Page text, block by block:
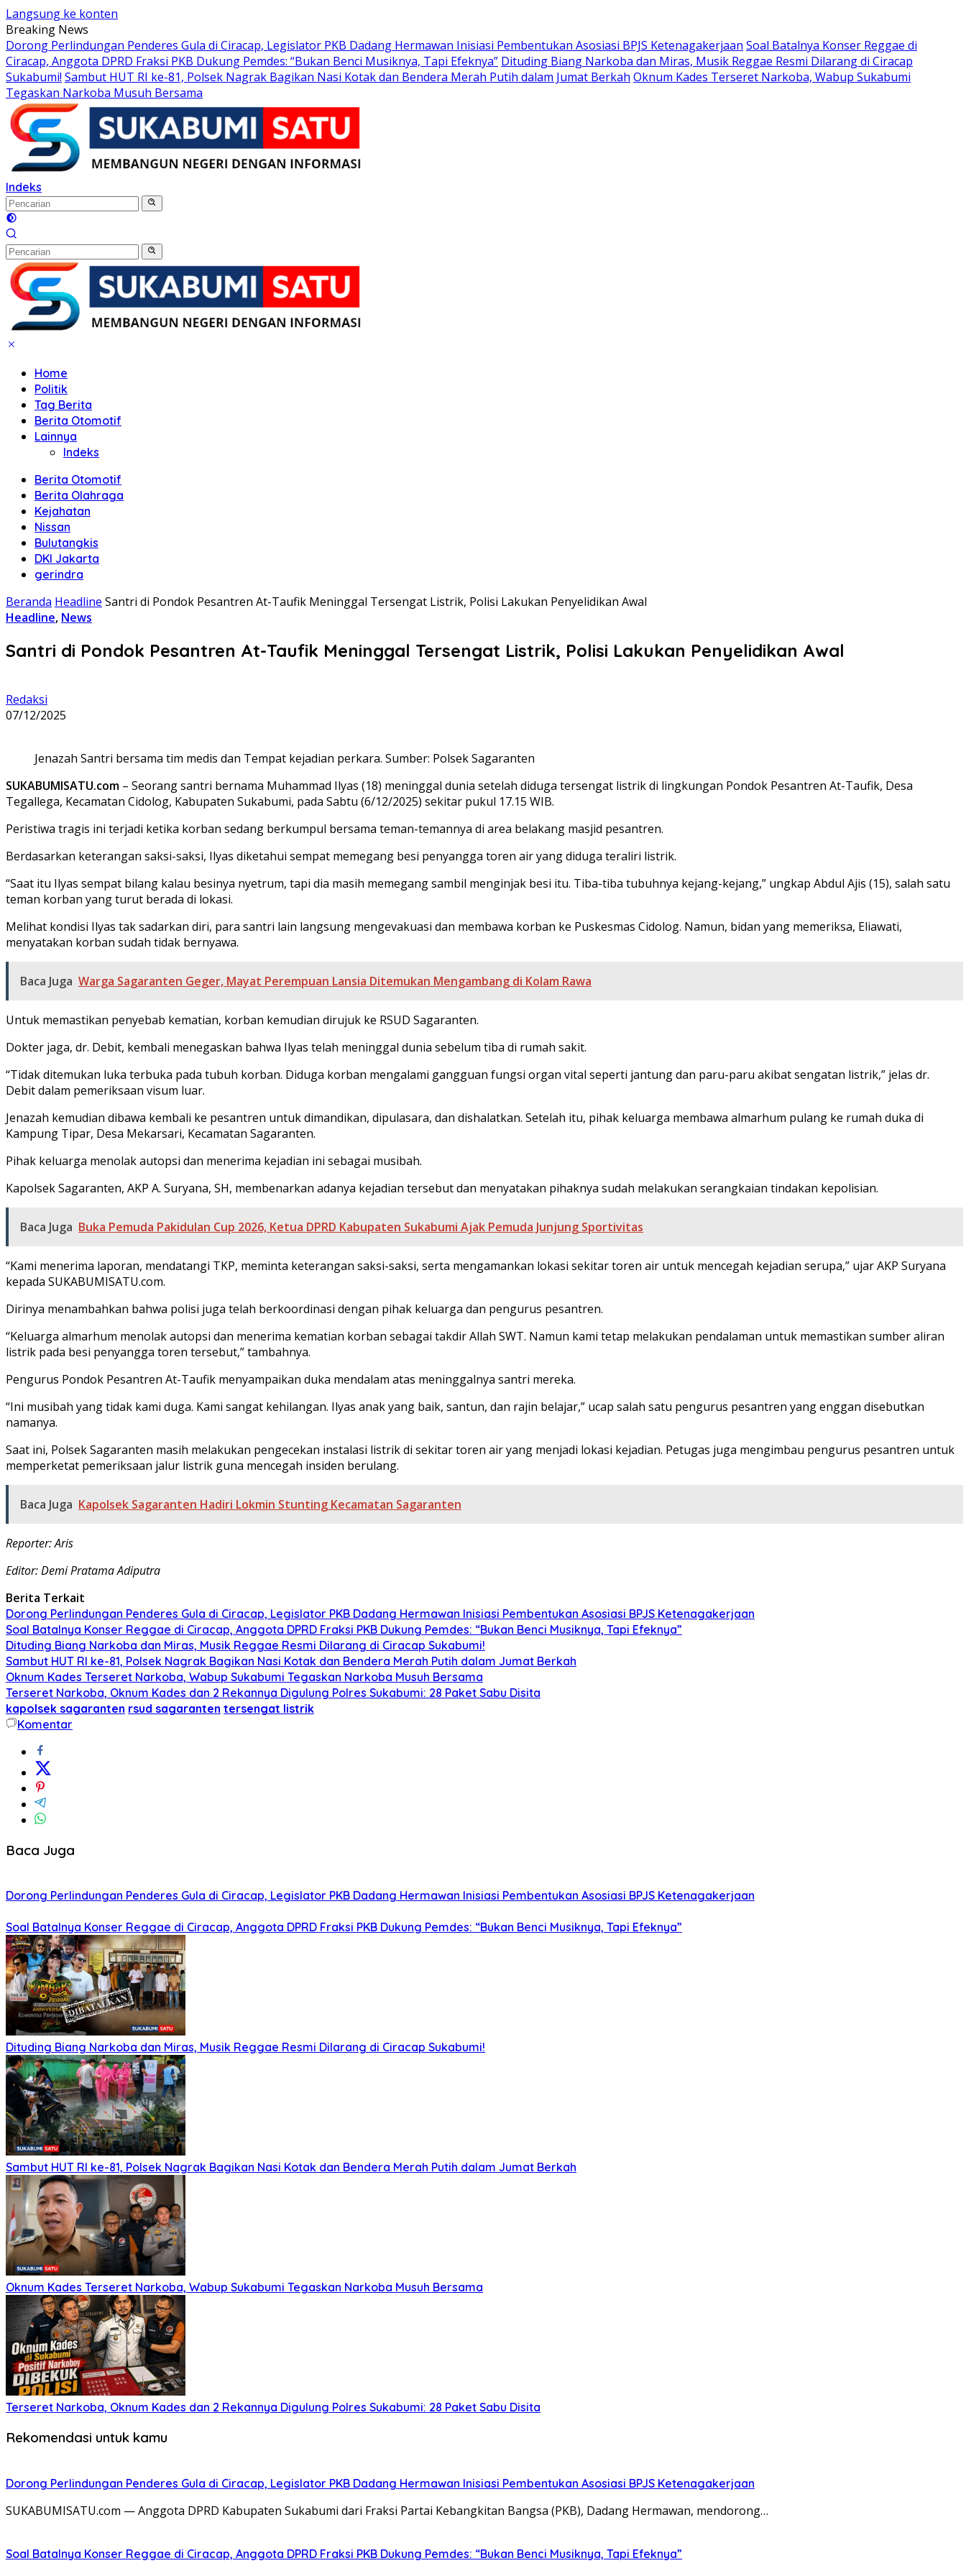
Langsung ke konten
Breaking News
Dorong Perlindungan Penderes Gula di Ciracap, Legislator PKB Dadang Hermawan Inisiasi Pembentukan Asosiasi BPJS Ketenagakerjaan Soal Batalnya Konser Reggae di
Ciracap, Anggota DPRD Fraksi PKB Dukung Pemdes: “Bukan Benci Musiknya, Tapi Efeknya” Dituding Biang Narkoba dan Miras, Musik Reggae Resmi Dilarang di Ciracap
Sukabumi! Sambut HUT RI ke-81, Polsek Nagrak Bagikan Nasi Kotak dan Bendera Merah Putih dalam Jumat Berkah Oknum Kades Terseret Narkoba, Wabup Sukabumi
Tegaskan Narkoba Musuh Bersama
Indeks
Home
Politik
Tag Berita
Berita Otomotif
Lainnya
Indeks
Berita Otomotif
Berita Olahraga
Kejahatan
Nissan
Bulutangkis
DKI Jakarta
gerindra
Beranda Headline Santri di Pondok Pesantren At-Taufik Meninggal Tersengat Listrik, Polisi Lakukan Penyelidikan Awal
Headline, News
Santri di Pondok Pesantren At-Taufik Meninggal Tersengat Listrik, Polisi Lakukan Penyelidikan Awal
Redaksi
07/12/2025
Jenazah Santri bersama tim medis dan Tempat kejadian perkara. Sumber: Polsek Sagaranten
SUKABUMISATU.com – Seorang santri bernama Muhammad Ilyas (18) meninggal dunia setelah diduga tersengat listrik di lingkungan Pondok Pesantren At-Taufik, Desa
Tegallega, Kecamatan Cidolog, Kabupaten Sukabumi, pada Sabtu (6/12/2025) sekitar pukul 17.15 WIB.
Peristiwa tragis ini terjadi ketika korban sedang berkumpul bersama teman-temannya di area belakang masjid pesantren.
Berdasarkan keterangan saksi-saksi, Ilyas diketahui sempat memegang besi penyangga toren air yang diduga teraliri listrik.
“Saat itu Ilyas sempat bilang kalau besinya nyetrum, tapi dia masih memegang sambil menginjak besi itu. Tiba-tiba tubuhnya kejang-kejang,” ungkap Abdul Ajis (15), salah satu
teman korban yang turut berada di lokasi.
Melihat kondisi Ilyas tak sadarkan diri, para santri lain langsung mengevakuasi dan membawa korban ke Puskesmas Cidolog. Namun, bidan yang memeriksa, Eliawati,
menyatakan korban sudah tidak bernyawa.
Baca Juga Warga Sagaranten Geger, Mayat Perempuan Lansia Ditemukan Mengambang di Kolam Rawa
Untuk memastikan penyebab kematian, korban kemudian dirujuk ke RSUD Sagaranten.
Dokter jaga, dr. Debit, kembali menegaskan bahwa Ilyas telah meninggal dunia sebelum tiba di rumah sakit.
“Tidak ditemukan luka terbuka pada tubuh korban. Diduga korban mengalami gangguan fungsi organ vital seperti jantung dan paru-paru akibat sengatan listrik,” jelas dr.
Debit dalam pemeriksaan visum luar.
Jenazah kemudian dibawa kembali ke pesantren untuk dimandikan, dipulasara, dan dishalatkan. Setelah itu, pihak keluarga membawa almarhum pulang ke rumah duka di
Kampung Tipar, Desa Mekarsari, Kecamatan Sagaranten.
Pihak keluarga menolak autopsi dan menerima kejadian ini sebagai musibah.
Kapolsek Sagaranten, AKP A. Suryana, SH, membenarkan adanya kejadian tersebut dan menyatakan pihaknya sudah melakukan serangkaian tindakan kepolisian.
Baca Juga Buka Pemuda Pakidulan Cup 2026, Ketua DPRD Kabupaten Sukabumi Ajak Pemuda Junjung Sportivitas
“Kami menerima laporan, mendatangi TKP, meminta keterangan saksi-saksi, serta mengamankan lokasi sekitar toren air untuk mencegah kejadian serupa,” ujar AKP Suryana
kepada SUKABUMISATU.com.
Dirinya menambahkan bahwa polisi juga telah berkoordinasi dengan pihak keluarga dan pengurus pesantren.
“Keluarga almarhum menolak autopsi dan menerima kematian korban sebagai takdir Allah SWT. Namun kami tetap melakukan pendalaman untuk memastikan sumber aliran
listrik pada besi penyangga toren tersebut,” tambahnya.
Pengurus Pondok Pesantren At-Taufik menyampaikan duka mendalam atas meninggalnya santri mereka.
“Ini musibah yang tidak kami duga. Kami sangat kehilangan. Ilyas anak yang baik, santun, dan rajin belajar,” ucap salah satu pengurus pesantren yang enggan disebutkan
namanya.
Saat ini, Polsek Sagaranten masih melakukan pengecekan instalasi listrik di sekitar toren air yang menjadi lokasi kejadian. Petugas juga mengimbau pengurus pesantren untuk
memperketat pemeriksaan jalur listrik guna mencegah insiden berulang.
Baca Juga Kapolsek Sagaranten Hadiri Lokmin Stunting Kecamatan Sagaranten
Reporter: Aris
Editor: Demi Pratama Adiputra
Berita Terkait
Dorong Perlindungan Penderes Gula di Ciracap, Legislator PKB Dadang Hermawan Inisiasi Pembentukan Asosiasi BPJS Ketenagakerjaan
Soal Batalnya Konser Reggae di Ciracap, Anggota DPRD Fraksi PKB Dukung Pemdes: “Bukan Benci Musiknya, Tapi Efeknya”
Dituding Biang Narkoba dan Miras, Musik Reggae Resmi Dilarang di Ciracap Sukabumi!
Sambut HUT RI ke-81, Polsek Nagrak Bagikan Nasi Kotak dan Bendera Merah Putih dalam Jumat Berkah
Oknum Kades Terseret Narkoba, Wabup Sukabumi Tegaskan Narkoba Musuh Bersama
Terseret Narkoba, Oknum Kades dan 2 Rekannya Digulung Polres Sukabumi: 28 Paket Sabu Disita
kapolsek sagaranten rsud sagaranten tersengat listrik
Komentar
Baca Juga
Dorong Perlindungan Penderes Gula di Ciracap, Legislator PKB Dadang Hermawan Inisiasi Pembentukan Asosiasi BPJS Ketenagakerjaan
Soal Batalnya Konser Reggae di Ciracap, Anggota DPRD Fraksi PKB Dukung Pemdes: “Bukan Benci Musiknya, Tapi Efeknya”
Dituding Biang Narkoba dan Miras, Musik Reggae Resmi Dilarang di Ciracap Sukabumi!
Sambut HUT RI ke-81, Polsek Nagrak Bagikan Nasi Kotak dan Bendera Merah Putih dalam Jumat Berkah
Oknum Kades Terseret Narkoba, Wabup Sukabumi Tegaskan Narkoba Musuh Bersama
Terseret Narkoba, Oknum Kades dan 2 Rekannya Digulung Polres Sukabumi: 28 Paket Sabu Disita
Rekomendasi untuk kamu
Dorong Perlindungan Penderes Gula di Ciracap, Legislator PKB Dadang Hermawan Inisiasi Pembentukan Asosiasi BPJS Ketenagakerjaan
SUKABUMISATU.com — Anggota DPRD Kabupaten Sukabumi dari Fraksi Partai Kebangkitan Bangsa (PKB), Dadang Hermawan, mendorong…
Soal Batalnya Konser Reggae di Ciracap, Anggota DPRD Fraksi PKB Dukung Pemdes: “Bukan Benci Musiknya, Tapi Efeknya”